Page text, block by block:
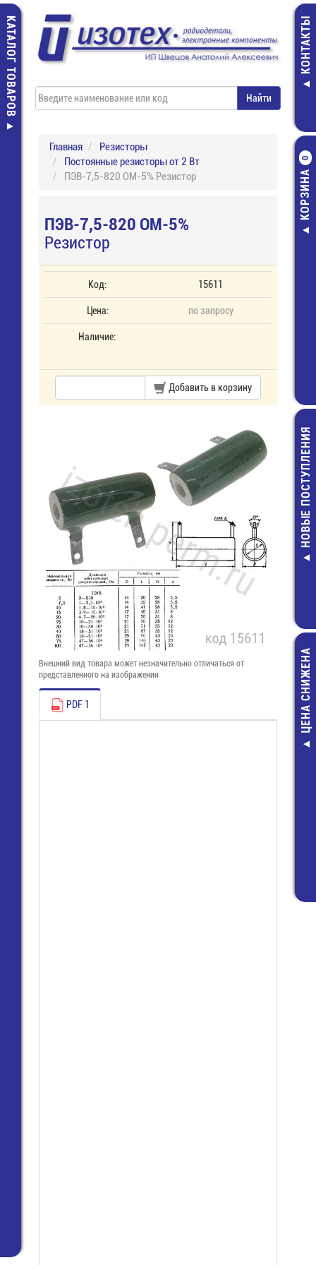
КАТАЛОГ ТОВАРОВ КОНТАКТЫ
КОРЗИНА
0
Штыревой
однор. 1х16
5,00 руб.
НОВЫЕ ПОСТУПЛЕНИЯ
ЦЕНА СНИЖЕНА
Главная
Резисторы
Постоянные резисторы от 2 Вт
ПЭВ-7,5-820 ОМ-5% Резистор
ПЭВ-7,5-820 ОМ-5%
Резистор
Код: 15611
Цена: по запросу
Наличие:
Добавить в корзину
Внешний вид товара может незначительно отличаться от
представленного на изображении
PDF 1